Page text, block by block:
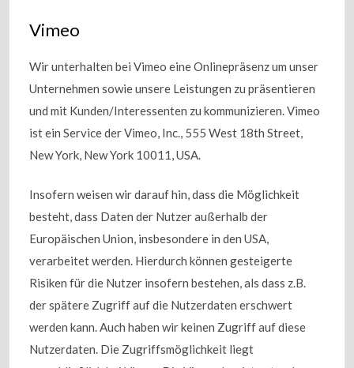
Vimeo
Wir unterhalten bei Vimeo eine Onlinepräsenz um unser
Unternehmen sowie unsere Leistungen zu präsentieren
und mit Kunden/Interessenten zu kommunizieren. Vimeo
ist ein Service der Vimeo, Inc., 555 West 18th Street,
New York, New York 10011, USA.
Insofern weisen wir darauf hin, dass die Möglichkeit
besteht, dass Daten der Nutzer außerhalb der
Europäischen Union, insbesondere in den USA,
verarbeitet werden. Hierdurch können gesteigerte
Risiken für die Nutzer insofern bestehen, als dass z.B.
der spätere Zugriff auf die Nutzerdaten erschwert
werden kann. Auch haben wir keinen Zugriff auf diese
Nutzerdaten. Die Zugriffsmöglichkeit liegt